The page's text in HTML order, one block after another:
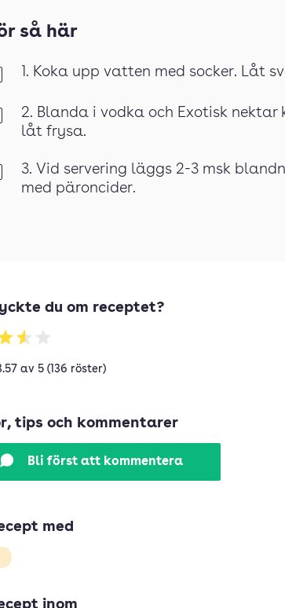
så här
1. Koka upp vatten med socker. Låt
2. Blanda i vodka och Exotisk
låt frysa.
3. Vid servering läggs 2-3 msk
med päroncider.
du om receptet?
av 5 (136 röster)
tips och kommentarer
Bli först att kommentera
med